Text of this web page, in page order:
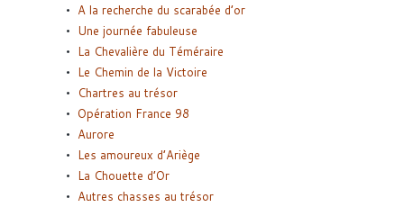
A la recherche du scarabée d’or
Une journée fabuleuse
La Chevalière du Téméraire
Le Chemin de la Victoire
Chartres au trésor
Opération France 98
Aurore
Les amoureux d’Ariège
La Chouette d’Or
Autres chasses au trésor